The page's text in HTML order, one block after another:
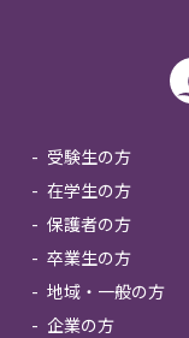
受験生の方
在学生の方
保護者の方
卒業生の方
地域・一般の方
企業の方